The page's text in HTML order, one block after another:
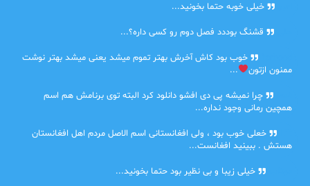
خیلی خوبه حتما بخونید...
قشنگ بوددد فصل دوم رو کسی داره؟...
خوب بود کاش آخرش بهتر تموم میشد یعنی میشد بهتر نوشت
ممنون ازتون
...
چرا نمیشه پی دی افشو دانلود کرد البته توی برنامش هم اسم
همچین رمانی وجود نداره...
خعلی خوب بود ، ولی افغانستانی اسم الاصل مردم اهل افغانستان
هستش . ببینید افغانست...
خیلی زیبا و بی نظیر بود حتما بخونید...